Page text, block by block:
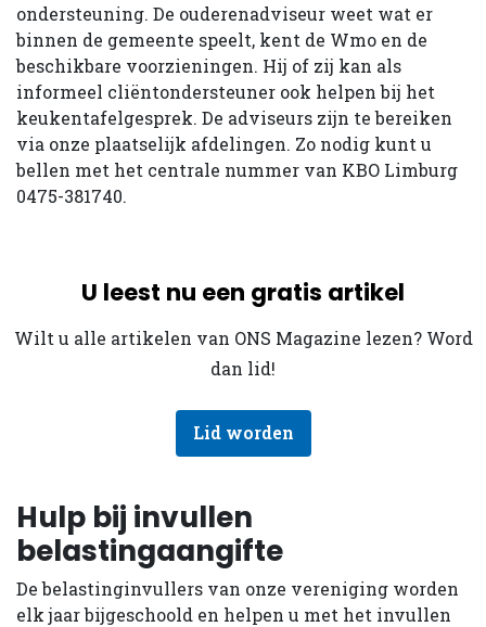
ondersteuning. De ouderenadviseur weet wat er
binnen de gemeente speelt, kent de Wmo en de
beschikbare voorzieningen. Hij of zij kan als
informeel cliëntondersteuner ook helpen bij het
keukentafelgesprek. De adviseurs zijn te bereiken
via onze plaatselijk afdelingen. Zo nodig kunt u
bellen met het centrale nummer van KBO Limburg
0475-381740.
U leest nu een gratis artikel
Wilt u alle artikelen van ONS Magazine lezen? Word
dan lid!
Lid worden
Hulp bij invullen
belastingaangifte
De belastinginvullers van onze vereniging worden
elk jaar bijgeschoold en helpen u met het invullen